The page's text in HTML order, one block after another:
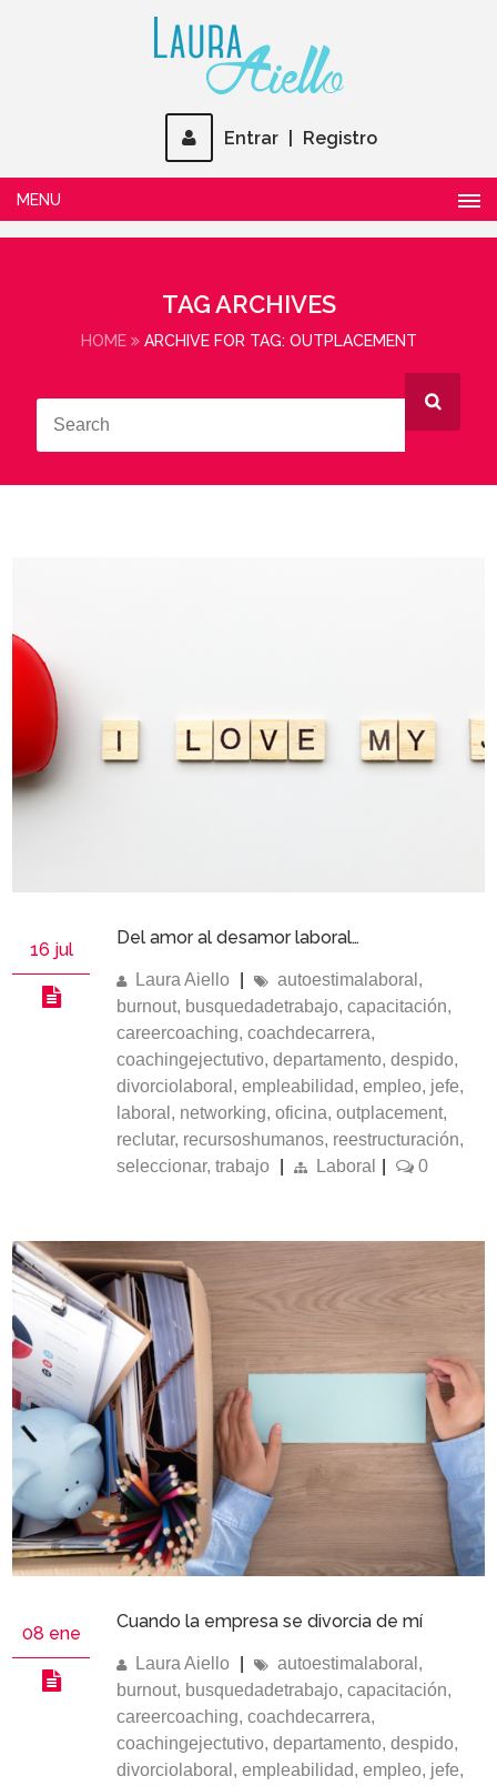
Entrar Registro
MENU
TAG ARCHIVES
HOME ARCHIVE FOR TAG: OUTPLACEMENT
16 jul
Del amor al desamor laboral…
Laura Aiello autoestimalaboral ,
burnout, busquedadetrabajo,capacitación,
careercoaching,coachdecarrera,
coachingejectutivo,departamento,despido,
divorciolaboral ,empleabilidad,empleo, jefe,
laboral , networking,oficina,outplacement,
reclutar, recursoshumanos, reestructuración,
seleccionar,trabajo Laboral 0
08 ene
Cuando la empresa se divorcia de mí
Laura Aiello autoestimalaboral ,
burnout, busquedadetrabajo,capacitación,
careercoaching,coachdecarrera,
coachingejectutivo,departamento,despido,
divorciolaboral ,empleabilidad,empleo, jefe,